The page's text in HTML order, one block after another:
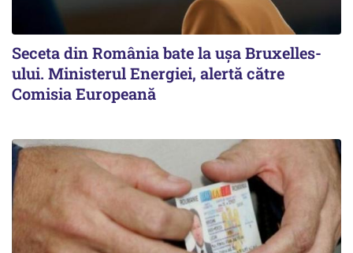
Seceta din România bate la ușa Bruxelles-
ului. Ministerul Energiei, alertă către
Comisia Europeană